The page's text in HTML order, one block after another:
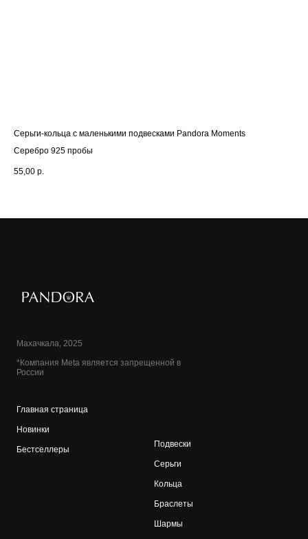
Серьги-кольца с маленькими подвесками Pandora Moments
Серебро 925 пробы
55,00 р.
Махачкала, 2025
*Компания Meta является запрещенной в
России
Главная страница
Новинки
Бестселлеры
Подвески
Серьги
Кольца
Браслеты
Шармы